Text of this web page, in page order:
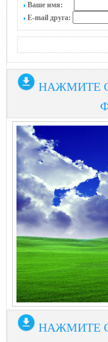
Ваше имя:
E-mail друга:
НАЖМИТЕ
НАЖМИТЕ